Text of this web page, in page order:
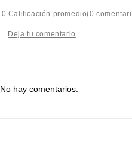
0 Calificación promedio(0
No hay comentarios.